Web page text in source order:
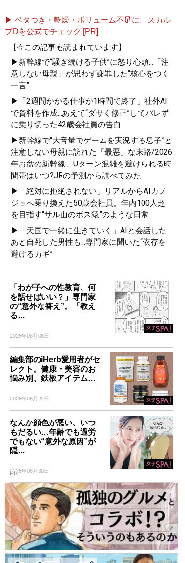
▶ ベタつき・乾燥・ボリューム不足に。スカル
プDを公式でチェック [PR]
【今この記事も読まれています】
▶新幹線で“騒ぎ続ける子供”に怒り心頭...「注
意しない母親」が思わず謝罪した“核心をつく
一言”
▶「2週間かかる仕事が1時間で終了」社外AI
で資料を作成...あえて“ダサく修正”してバレず
に乗り切った42歳会社員の告白
▶新幹線で“大音量でゲームを実況する息子”と
注意しない母親に訪れた「最悪」な末路/2026
年お盆の新幹線、Uターン混雑を避けられる時
間帯はいつ?JRの予測から調べてみた
▶「絶対に拒絶されない」リアルからAIカノ
ジョへ乗り換えた50歳会社員。年内100人超
を目指す“サル山のボス猿”のような日常
▶「天国で一緒に生きていく」AIと会話した
あと自死した男性も...専門家に聞いた“依存を
避けるカギ”
「わが子への性教育、何
を話せばいい？」専門家
の“意外な答え”。「教え
る…
2026年08月08日
編集部のiHerb愛用者がセ
レクト。健康・美容のお
悩み別、鉄板アイテム…
2026年06月22日
なんか顔色が悪い、いつ
もだるい…年齢でも過労
でもない“意外な原因”が
隠…
2026年06月30日
PR